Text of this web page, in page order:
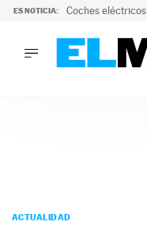
ES NOTICIA: Coches eléctricos
PODCAST
ACTUALIDAD